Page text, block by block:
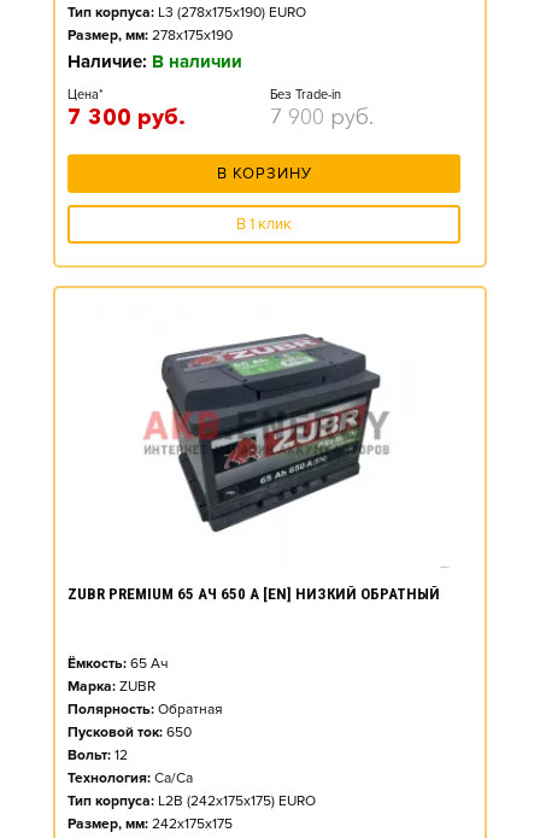
Тип корпуса: L3 (278x175x190) EURO
Размер, мм: 278x175x190
Наличие: В наличии
Цена*
7 300 руб.
Без Trade-in
7 900 руб.
В КОРЗИНУ
В 1 клик
ZUBR PREMIUM 65 АЧ 650 А [EN] НИЗКИЙ ОБРАТНЫЙ
Ёмкость: 65 Ач
Марка: ZUBR
Полярность: Обратная
Пусковой ток: 650
Вольт: 12
Технология: Ca/Ca
Тип корпуса: L2B (242x175x175) EURO
Размер, мм: 242x175x175